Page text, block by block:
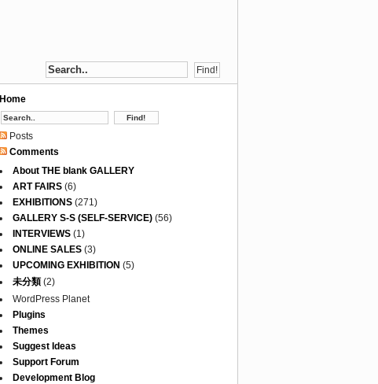
Home
Posts
Comments
About THE blank GALLERY
ART FAIRS(6)
EXHIBITIONS(271)
GALLERY S-S (SELF-SERVICE)(56)
INTERVIEWS(1)
ONLINE SALES(3)
UPCOMING EXHIBITION (5)
未分類(2)
WordPress Planet
Plugins
Themes
Suggest Ideas
Support Forum
Development Blog